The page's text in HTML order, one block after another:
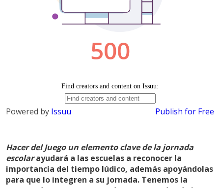
Powered by Issuu Publish for Free
Hacer del Juego un elemento clave de la jornada
escolarayudará a las escuelas a reconocer la
importancia del tiempo lúdico, además apoyándolas
para que lo integren a su jornada. Tenemos la